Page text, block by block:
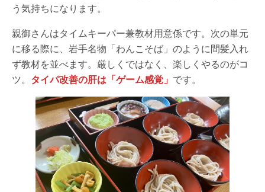
う気持ちになります。
親御さんはタイムキーパー兼教材用意係です。次の単元
に移る際に、岩手名物「わんこそば」のように間髪入れ
ず教材を並べます。厳しくではなく、楽しくやるのがコ
ツ。 タイパ改善の肝は「ゲーム感覚」 です。